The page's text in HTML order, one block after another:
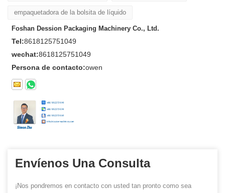
empaquetadora de la bolsita de líquido
Foshan Dession Packaging Machinery Co., Ltd.
Tel:8618125751049
wechat:8618125751049
Persona de contacto:owen
Envíenos Una Consulta
¡Nos pondremos en contacto con usted tan pronto como sea